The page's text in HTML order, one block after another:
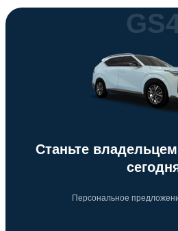
Станьте
Персональное